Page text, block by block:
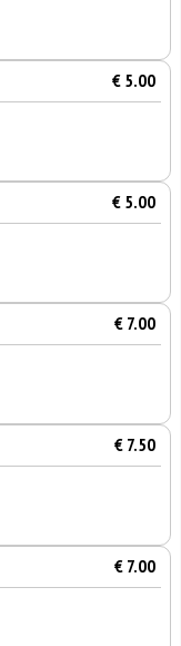
€ 5.00
€ 5.00
€ 7.00
€ 7.50
€ 7.00